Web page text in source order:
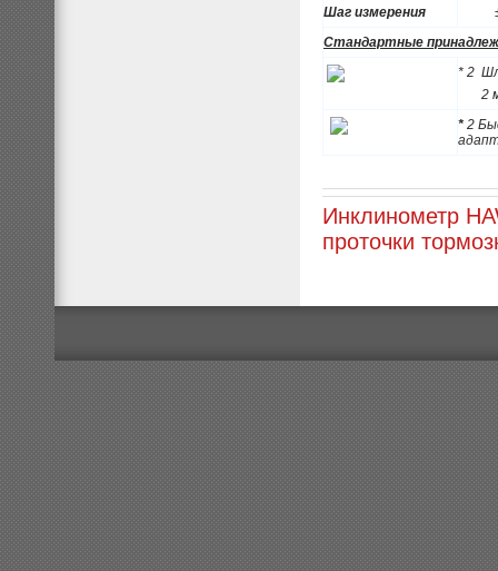
Шаг измерения
Стандартные
* 2
2
* 2
Инклинометр
проточки